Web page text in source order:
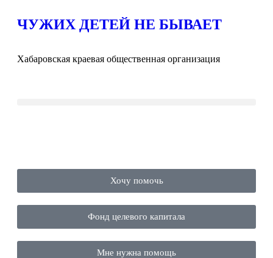
ЧУЖИХ ДЕТЕЙ НЕ БЫВАЕТ
Хабаровская краевая общественная организация
Хочу помочь
Фонд целевого капитала
Мне нужна помощь